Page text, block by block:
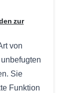
zur
von
Sie
Funktion